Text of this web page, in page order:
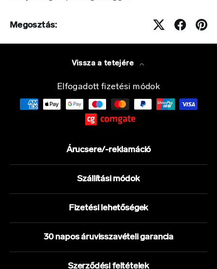
Megosztás:
Vissza a tetejére
Elfogadott fizetési módok
Árucsere/-reklamáció
Szállítási módok
Fizetési lehetőségek
30 napos áruvisszavételi garancia
Szerződési feltételek